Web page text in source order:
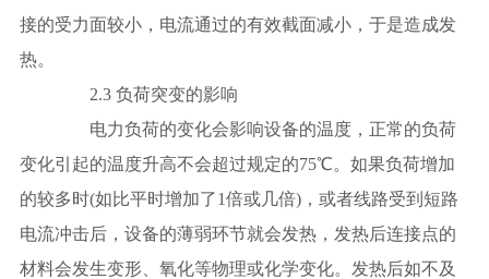
接的受力面较小，电流通过的有效截面减小，于是造成发
热。
2.3 负荷突变的影响
电力负荷的变化会影响设备的温度，正常的负荷
变化引起的温度升高不会超过规定的75℃。如果负荷增加
的较多时(如比平时增加了1倍或几倍)，或者线路受到短路
电流冲击后，设备的薄弱环节就会发热，发热后连接点的
材料会发生变形、氧化等物理或化学变化。发热后如不及